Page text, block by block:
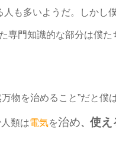
も多いようだ。しかし
門知識的な部分は僕
物を治めること”だと
類は電気を治め、 使え